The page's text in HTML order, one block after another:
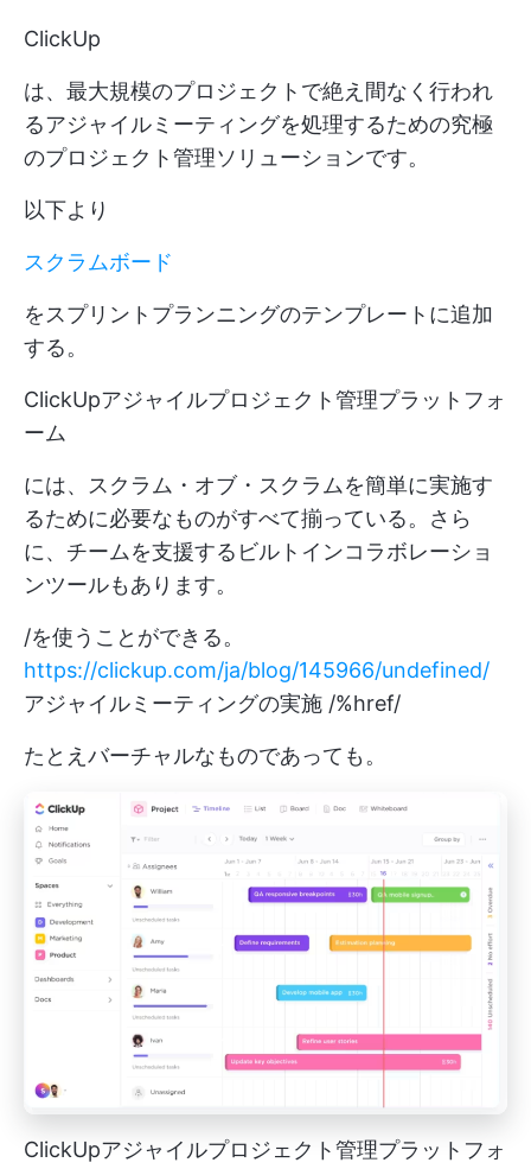
ClickUp
は、最大規模のプロジェクトで絶え間なく行われ
るアジャイルミーティングを処理するための究極
のプロジェクト管理ソリューションです。
以下より
スクラムボード
をスプリントプランニングのテンプレートに追加
する。
ClickUpアジャイルプロジェクト管理プラットフォ
ーム
には、スクラム・オブ・スクラムを簡単に実施す
るために必要なものがすべて揃っている。さら
に、チームを支援するビルトインコラボレーショ
ンツールもあります。
/を使うことができる。
https://clickup.com/ja/blog/145966/undefined/
アジャイルミーティングの実施 /%href/
たとえバーチャルなものであっても。
ClickUpアジャイルプロジェクト管理プラットフォ